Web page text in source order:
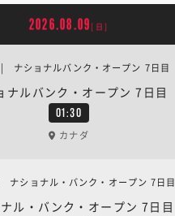
2026.08.09 [日]
01:30
ナルバンク・オープン 7日目
ショナルバンク・オープン 7日目
カナダ
ル・バンク・オープン 7日目
ショナル・バンク・オープン 7日目